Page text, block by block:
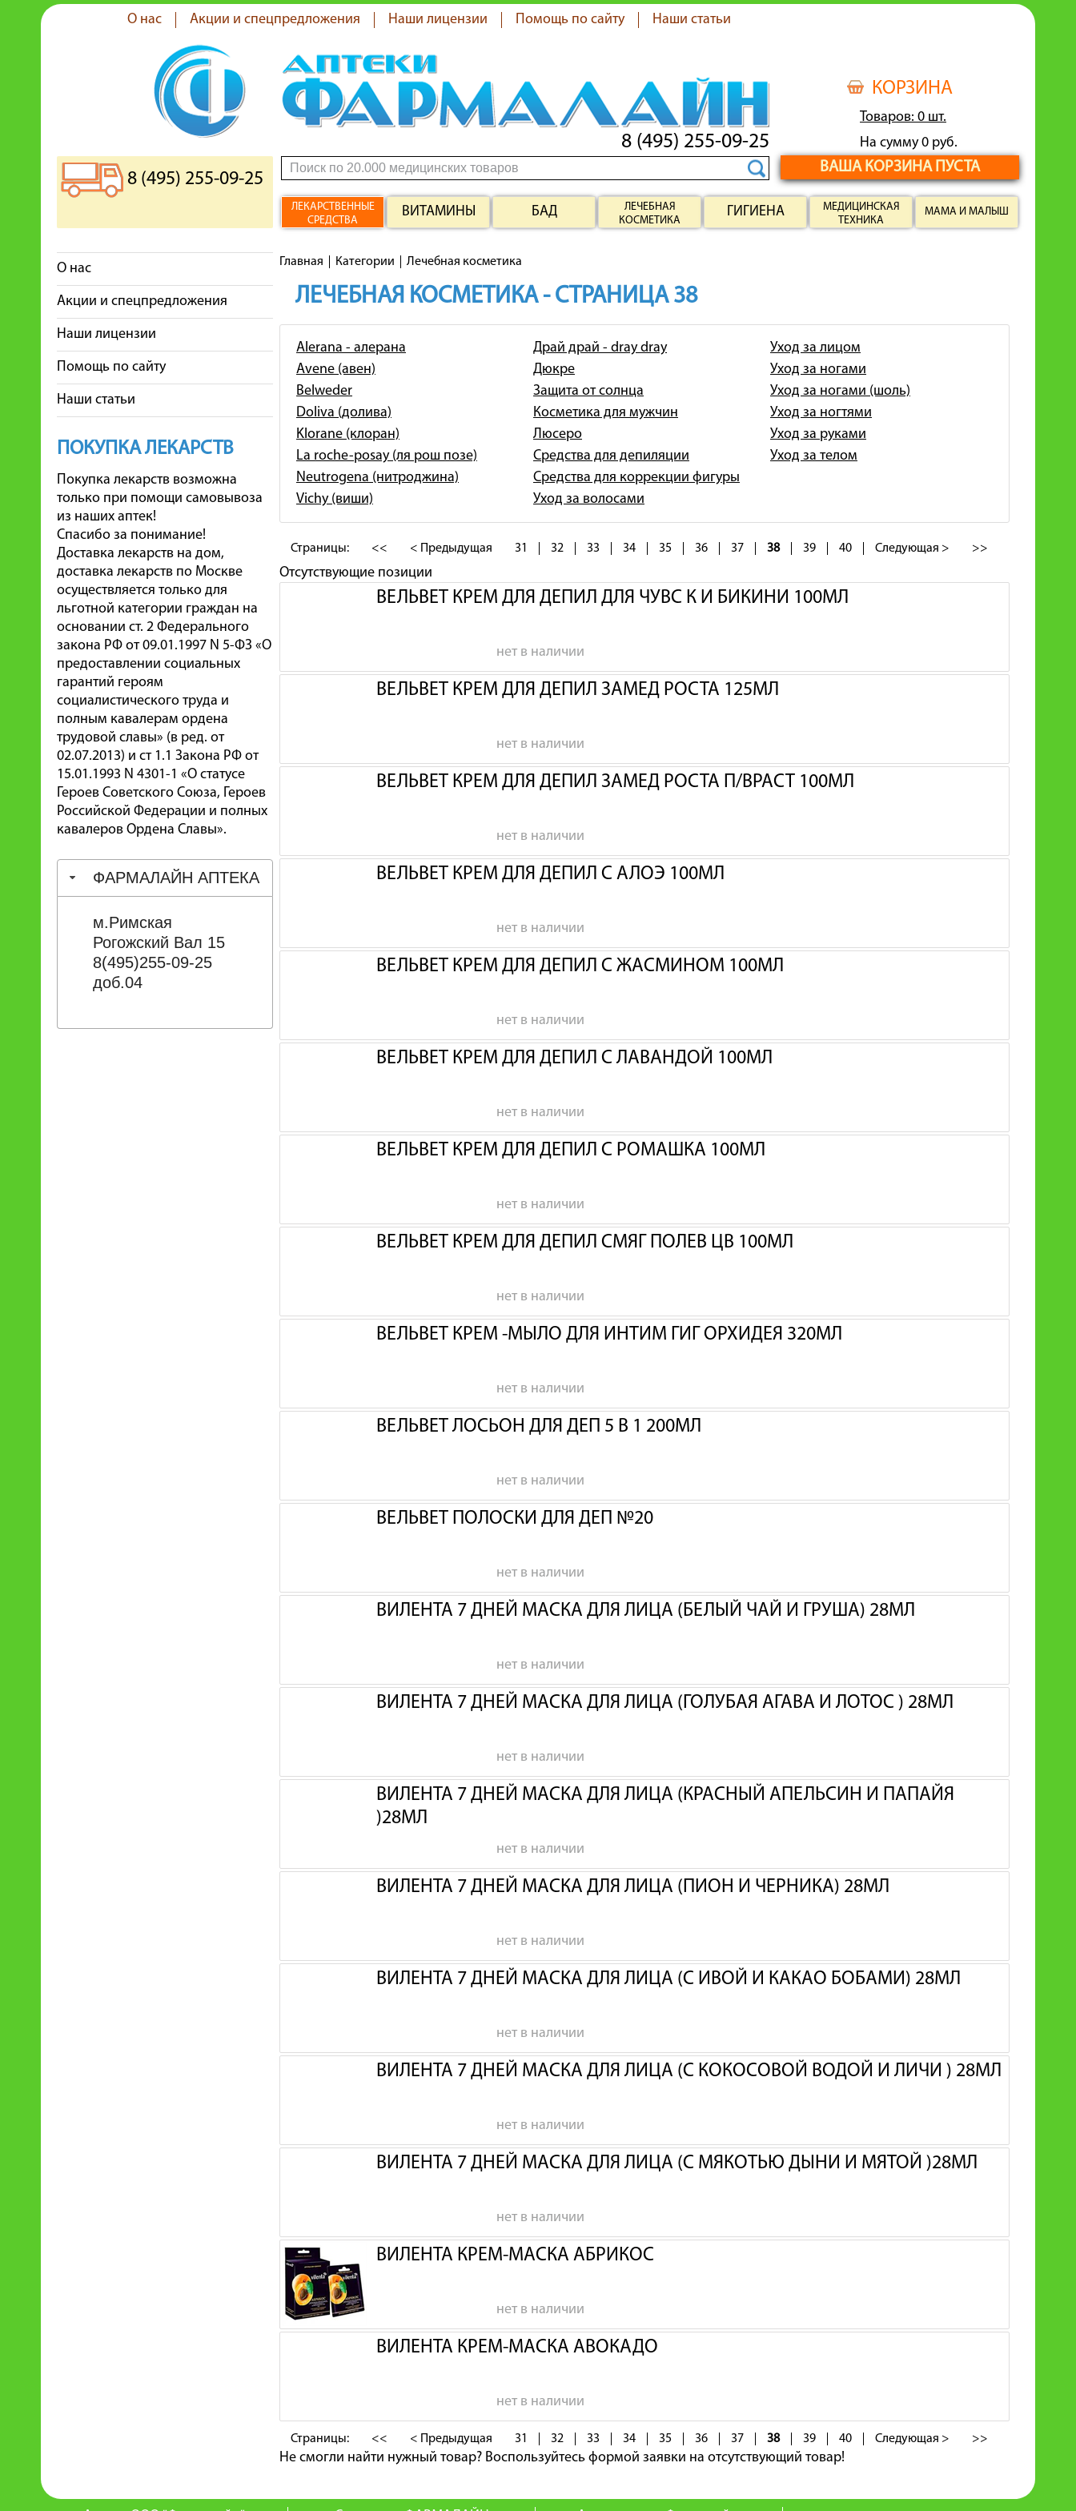
О нас Акции и спецпредложения Наши лицензии Помощь по сайту Наши статьи
КОРЗИНА
Товаров: 0 шт.
На сумму 0 руб.
ВАША КОРЗИНА ПУСТА
8 (495) 255-09-25
8 (495) 255-09-25
ЛЕКАРСТВЕННЫЕ
СРЕДСТВА
ВИТАМИНЫ БАД
ЛЕЧЕБНАЯ
КОСМЕТИКА
ГИГИЕНА
МЕДИЦИНСКАЯ
ТЕХНИКА
МАМА И МАЛЫШ
О нас
Акции и спецпредложения
Наши лицензии
Помощь по сайту
Наши статьи
ПОКУПКА ЛЕКАРСТВ
Покупка лекарств возможна
только при помощи самовывоза
из наших аптек!
Спасибо за понимание!
Доставка лекарств на дом,
доставка лекарств по Москве
осуществляется только для
льготной категории граждан на
основании ст. 2 Федерального
закона РФ от 09.01.1997 N 5-ФЗ «О
предоставлении социальных
гарантий героям
социалистического труда и
полным кавалерам ордена
трудовой славы» (в ред. от
02.07.2013) и ст 1.1 Закона РФ от
15.01.1993 N 4301-1 «О статусе
Героев Советского Союза, Героев
Российской Федерации и полных
кавалеров Ордена Славы».
ФАРМАЛАЙН АПТЕКА
м.Римская
Рогожский Вал 15
8(495)255-09-25
доб.04
Главная Категории Лечебная косметика
ЛЕЧЕБНАЯ КОСМЕТИКА - СТРАНИЦА 38
Alerana - алерана
Avene (авен)
Belweder
Doliva (долива)
Klorane (клоран)
La roche-posay (ля рош позе)
Neutrogena (нитроджина)
Vichy (виши)
Драй драй - dray dray
Дюкре
Защита от солнца
Косметика для мужчин
Люсеро
Средства для депиляции
Средства для коррекции фигуры
Уход за волосами
Уход за лицом
Уход за ногами
Уход за ногами (шоль)
Уход за ногтями
Уход за руками
Уход за телом
Страницы: << < Предыдущая 31 32 33 34 35 36 37 38 39 40 Следующая > >>
Отсутствующие позиции
ВЕЛЬВЕТ КРЕМ ДЛЯ ДЕПИЛ ДЛЯ ЧУВС К И БИКИНИ 100МЛ
нет в наличии
ВЕЛЬВЕТ КРЕМ ДЛЯ ДЕПИЛ ЗАМЕД РОСТА 125МЛ
нет в наличии
ВЕЛЬВЕТ КРЕМ ДЛЯ ДЕПИЛ ЗАМЕД РОСТА П/ВРАСТ 100МЛ
нет в наличии
ВЕЛЬВЕТ КРЕМ ДЛЯ ДЕПИЛ С АЛОЭ 100МЛ
нет в наличии
ВЕЛЬВЕТ КРЕМ ДЛЯ ДЕПИЛ С ЖАСМИНОМ 100МЛ
нет в наличии
ВЕЛЬВЕТ КРЕМ ДЛЯ ДЕПИЛ С ЛАВАНДОЙ 100МЛ
нет в наличии
ВЕЛЬВЕТ КРЕМ ДЛЯ ДЕПИЛ С РОМАШКА 100МЛ
нет в наличии
ВЕЛЬВЕТ КРЕМ ДЛЯ ДЕПИЛ СМЯГ ПОЛЕВ ЦВ 100МЛ
нет в наличии
ВЕЛЬВЕТ КРЕМ -МЫЛО ДЛЯ ИНТИМ ГИГ ОРХИДЕЯ 320МЛ
нет в наличии
ВЕЛЬВЕТ ЛОСЬОН ДЛЯ ДЕП 5 В 1 200МЛ
нет в наличии
ВЕЛЬВЕТ ПОЛОСКИ ДЛЯ ДЕП №20
нет в наличии
ВИЛЕНТА 7 ДНЕЙ МАСКА ДЛЯ ЛИЦА (БЕЛЫЙ ЧАЙ И ГРУША) 28МЛ
нет в наличии
ВИЛЕНТА 7 ДНЕЙ МАСКА ДЛЯ ЛИЦА (ГОЛУБАЯ АГАВА И ЛОТОС ) 28МЛ
нет в наличии
ВИЛЕНТА 7 ДНЕЙ МАСКА ДЛЯ ЛИЦА (КРАСНЫЙ АПЕЛЬСИН И ПАПАЙЯ
)28МЛ
нет в наличии
ВИЛЕНТА 7 ДНЕЙ МАСКА ДЛЯ ЛИЦА (ПИОН И ЧЕРНИКА) 28МЛ
нет в наличии
ВИЛЕНТА 7 ДНЕЙ МАСКА ДЛЯ ЛИЦА (С ИВОЙ И КАКАО БОБАМИ) 28МЛ
нет в наличии
ВИЛЕНТА 7 ДНЕЙ МАСКА ДЛЯ ЛИЦА (С КОКОСОВОЙ ВОДОЙ И ЛИЧИ ) 28МЛ
нет в наличии
ВИЛЕНТА 7 ДНЕЙ МАСКА ДЛЯ ЛИЦА (С МЯКОТЬЮ ДЫНИ И МЯТОЙ )28МЛ
нет в наличии
ВИЛЕНТА КРЕМ-МАСКА АБРИКОС
нет в наличии
ВИЛЕНТА КРЕМ-МАСКА АВОКАДО
нет в наличии
Страницы: << < Предыдущая 31 32 33 34 35 36 37 38 39 40 Следующая > >>
Не смогли найти нужный товар? Воспользуйтесь формой заявки на отсутствующий товар!